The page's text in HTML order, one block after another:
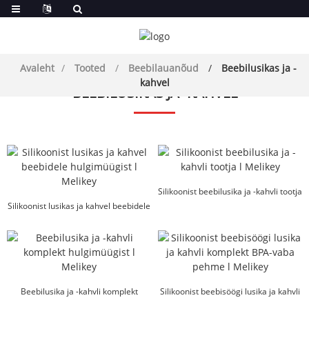
Avaleht Tooted Beebilauanõud
Beebilusikas ja -
kahvel
BEEBILUSIKAS JA -KAHVEL
Silikoonist lusikas ja kahvel beebidele
Silikoonist beebilusika ja -kahvli tootja
Beebilusika ja -kahvli komplekt
Silikoonist beebisöögi lusika ja kahvli